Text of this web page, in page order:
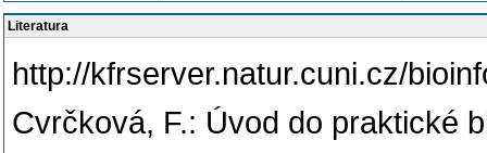
Literatura
http://kfrserver.natur.cuni.cz/
Cvrčková, F.: Úvod do praktické